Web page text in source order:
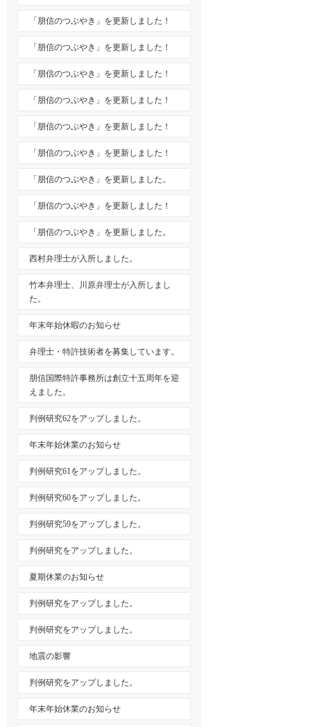
「朋信のつぶやき」を更新しました！
「朋信のつぶやき」を更新しました！
「朋信のつぶやき」を更新しました！
「朋信のつぶやき」を更新しました！
「朋信のつぶやき」を更新しました！
「朋信のつぶやき」を更新しました！
「朋信のつぶやき」を更新しました。
「朋信のつぶやき」を更新しました！
「朋信のつぶやき」を更新しました。
西村弁理士が入所しました。
竹本弁理士、川原弁理士が入所しまし
た。
年末年始休暇のお知らせ
弁理士・特許技術者を募集しています。
朋信国際特許事務所は創立十五周年を迎
えました。
判例研究62をアップしました。
年末年始休業のお知らせ
判例研究61をアップしました。
判例研究60をアップしました。
判例研究59をアップしました。
判例研究をアップしました。
夏期休業のお知らせ
判例研究をアップしました。
判例研究をアップしました。
地震の影響
判例研究をアップしました。
年末年始休業のお知らせ